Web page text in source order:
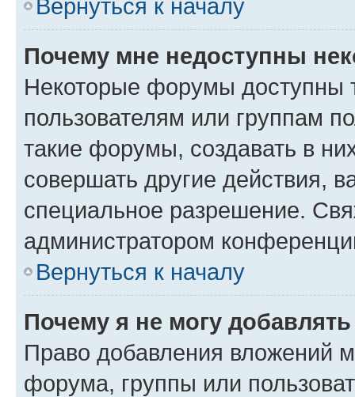
Вернуться к началу
Почему мне недоступны
Некоторые форумы доступны
пользователям или группам
такие форумы, создавать в
совершать другие действия,
специальное разрешение.
администратором
Вернуться к началу
Почему я не могу
Право добавления вложений
форума, группы или